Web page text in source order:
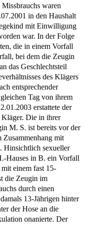
waren
in den Haushalt
mit Einwilligung
war. In der Folge
die in einem Vorfall
bei dem die Zeugin
das Geschlechtsteil
des Klägers
entsprechender
Tag von ihrem
erstattete der
Kläger. Die in ihrer
M. S. ist bereits vor der
Zusammenhang mit
Hinsichtlich sexueller
Hauses in B. ein Vorfall
einem fast 15-
die Zeugin im
durch einen
13-Jährigen hinter
der Hose an die
onanierte. Der